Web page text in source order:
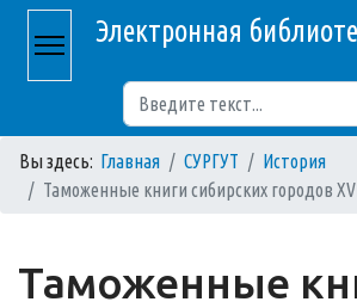
Электронная
Вы здесь: Главная СУРГУТ
История
Таможенные книги сибирских городов
Таможенные